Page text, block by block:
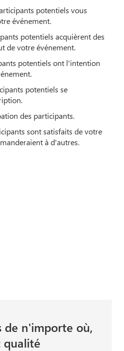
potentiels vous
événement.
potentiels acquièrent des
de votre événement.
potentiels ont l'intention
potentiels se
des participants.
sont satisfaits de votre
à d'autres.
de n'importe où,
qualité